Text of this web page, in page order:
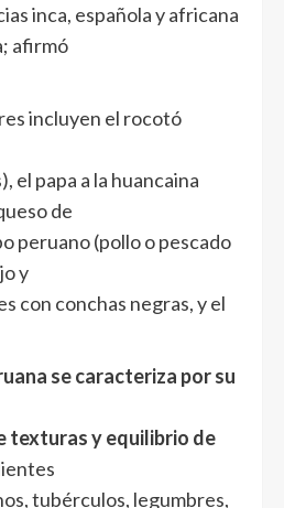
inca, española y africana
afirmó
incluyen el rocotó
el papa a la huancaina
de
peruano (pollo o pescado
y
con conchas negras, y el
se caracteriza por su
texturas y equilibrio de
tubérculos, legumbres,